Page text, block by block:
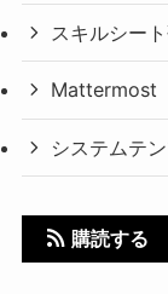
スキルシー
Mattermost
システムテ
購読する